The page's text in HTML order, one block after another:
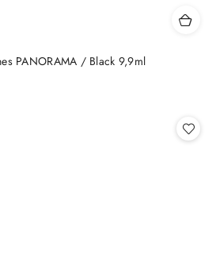
PANORAMA / Black 9,9ml